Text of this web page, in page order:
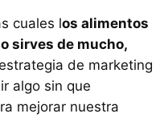
cuales los alimentos
sirves de mucho,
de marketing
algo sin que
mejorar nuestra